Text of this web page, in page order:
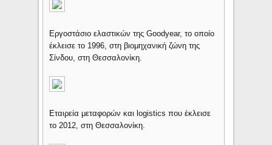
Εργοστάσιο ελαστικών της Goodyear, το οποίο
έκλεισε το 1996, στη βιομηχανική ζώνη της
Σίνδου, στη Θεσσαλονίκη.
Εταιρεία μεταφορών και logistics που έκλεισε
το 2012, στη Θεσσαλονίκη.